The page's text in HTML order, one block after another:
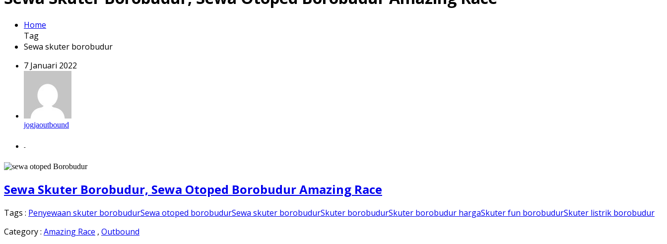
Home
Tag
Sewa skuter borobudur
7 Januari 2022
jogjaoutbound
-
Sewa Skuter Borobudur, Sewa Otoped Borobudur Amazing Race
Tags : Penyewaan skuter borobudurSewa otoped borobudurSewa skuter borobudurSkuter borobudurSkuter borobudur hargaSkuter fun borobudurSkuter listrik borobudur
Category : Amazing Race , Outbound